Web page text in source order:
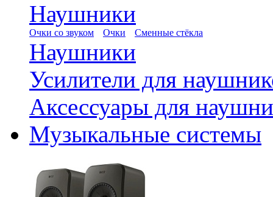
Наушники
Очки со звуком Очки Сменные стёкла
Наушники
Усилители для
Аксессуары для
Музыкальные системы